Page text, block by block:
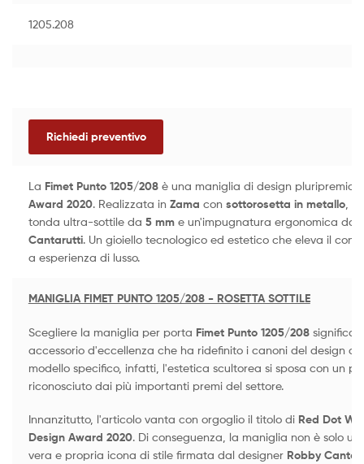
1205.208
Richiedi preventivo
La Fimet Punto 1205/208è una maniglia di design
Award 2020. Realizzata in Zama con sottorosetta in metallo, si
tonda ultra-sottile da 5 mme un'impugnatura ergonomica da
Cantarutti. Un gioiello tecnologico ed estetico che eleva il
a esperienza di lusso.
MANIGLIA FIMET PUNTO 1205/208 - ROSETTA SOTTILE
Scegliere la maniglia per porta Fimet Punto 1205/208significa
accessorio d'eccellenza che ha ridefinito i canoni del design
modello specifico, infatti, l'estetica scultorea si sposa con un
riconosciuto dai più importanti premi del settore.
Innanzitutto, l'articolo vanta con orgoglio il titolo di Red Dot
Design Award 2020. Di conseguenza, la maniglia non è solo
vera e propria icona di stile firmata dal designer Robby